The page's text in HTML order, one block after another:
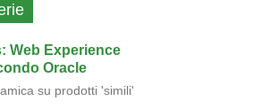
registrato da:
S.P.A.